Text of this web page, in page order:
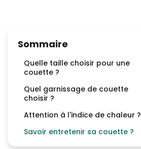
Sommaire
Quelle taille choisir pour une
couette ?
Quel garnissage de couette
choisir ?
Attention à l'indice de chaleur ?
Savoir entretenir sa couette ?